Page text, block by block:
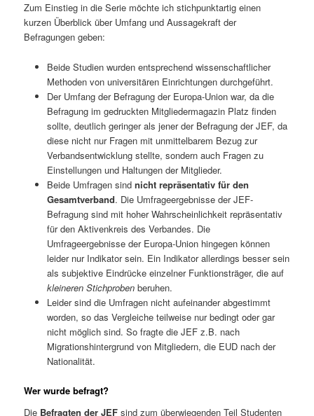
Zum Einstieg in die Serie möchte ich stichpunktartig einen
kurzen Überblick über Umfang und Aussagekraft der
Befragungen geben:
Beide Studien wurden entsprechend wissenschaftlicher
Methoden von universitären Einrichtungen durchgeführt.
Der Umfang der Befragung der Europa-Union war, da die
Befragung im gedruckten Mitgliedermagazin Platz finden
sollte, deutlich geringer als jener der Befragung der JEF, da
diese nicht nur Fragen mit unmittelbarem Bezug zur
Verbandsentwicklung stellte, sondern auch Fragen zu
Einstellungen und Haltungen der Mitglieder.
Beide Umfragen sind nicht repräsentativ für den
Gesamtverband. Die Umfrageergebnisse der JEF-
Befragung sind mit hoher Wahrscheinlichkeit repräsentativ
für den Aktivenkreis des Verbandes. Die
Umfrageergebnisse der Europa-Union hingegen können
leider nur Indikator sein. Ein Indikator allerdings besser sein
als subjektive Eindrücke einzelner Funktionsträger, die auf
kleineren Stichprobenberuhen.
Leider sind die Umfragen nicht aufeinander abgestimmt
worden, so das Vergleiche teilweise nur bedingt oder gar
nicht möglich sind. So fragte die JEF z.B. nach
Migrationshintergrund von Mitgliedern, die EUD nach der
Nationalität.
Wer wurde befragt?
Die Befragten der JEF sind zum überwiegenden Teil Studenten